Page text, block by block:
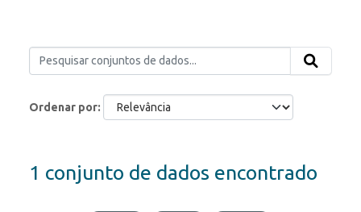
Ordenar por
1 conjunto de dados encontrado